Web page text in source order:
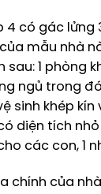
4 có gác lửng
mẫu nhà
1 phòng
ngủ trong
sinh khép
diện tích nhỏ
các con, 1
chính của